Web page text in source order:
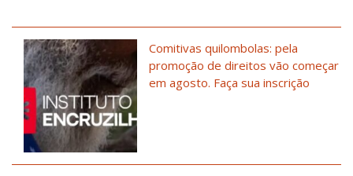
Comitivas quilombolas: pela
promoção de direitos vão começar
em agosto. Faça sua inscrição